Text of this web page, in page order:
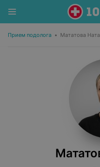
Прием подолога • Мататова